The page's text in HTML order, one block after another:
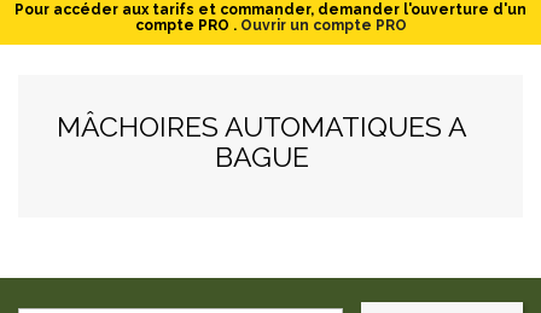
Pour accéder aux tarifs et commander, demander l'ouverture d'un
compte PRO .Ouvrir un compte PRO
MÂCHOIRES AUTOMATIQUES A
BAGUE